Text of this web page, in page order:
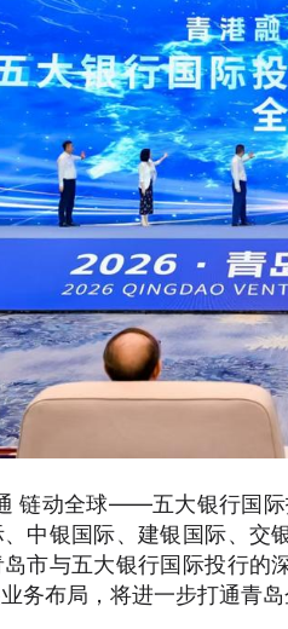
链动全球——五大银行国
中银国际、建银国际、交
市与五大银行国际投行的
务布局，将进一步打通青